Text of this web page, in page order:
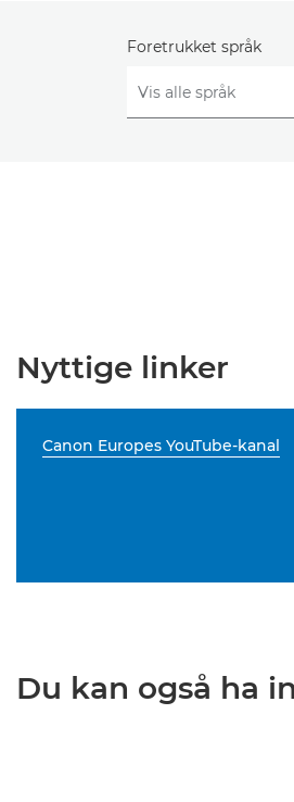
Foretrukket språk
Nyttige linker
Canon Europes YouTube-kanal
Du kan også ha